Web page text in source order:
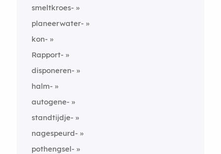
smeltkroes-
planeerwater-
kon-
Rapport-
disponeren-
halm-
autogene-
standtijdje-
nagespeurd-
pothengsel-